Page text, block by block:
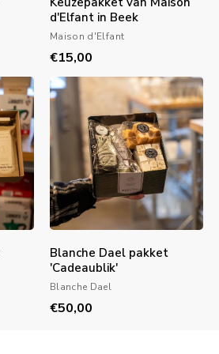
Maison d'Elfant
d'Elfant in Beek
€15,00
Blanche Dael
Blanche Dael pakket
'Cadeaublik'
€50,00